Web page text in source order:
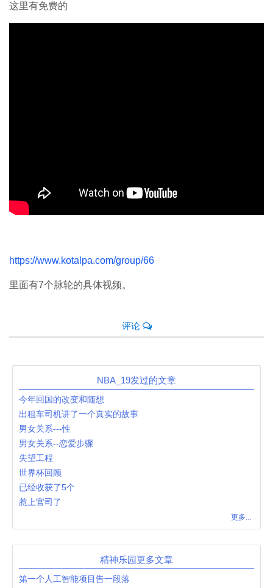
这里有免费的
https://www.kotalpa.com/group/66
里面有7个脉轮的具体视频。
评论
NBA_19发过的文章
今年回国的改变和随想
出租车司机讲了一个真实的故事
男女关系---性
男女关系--恋爱步骤
失望工程
世界杯回顾
已经收获了5个
惹上官司了
更多...
精神乐园更多文章
第一个人工智能项目告一段落